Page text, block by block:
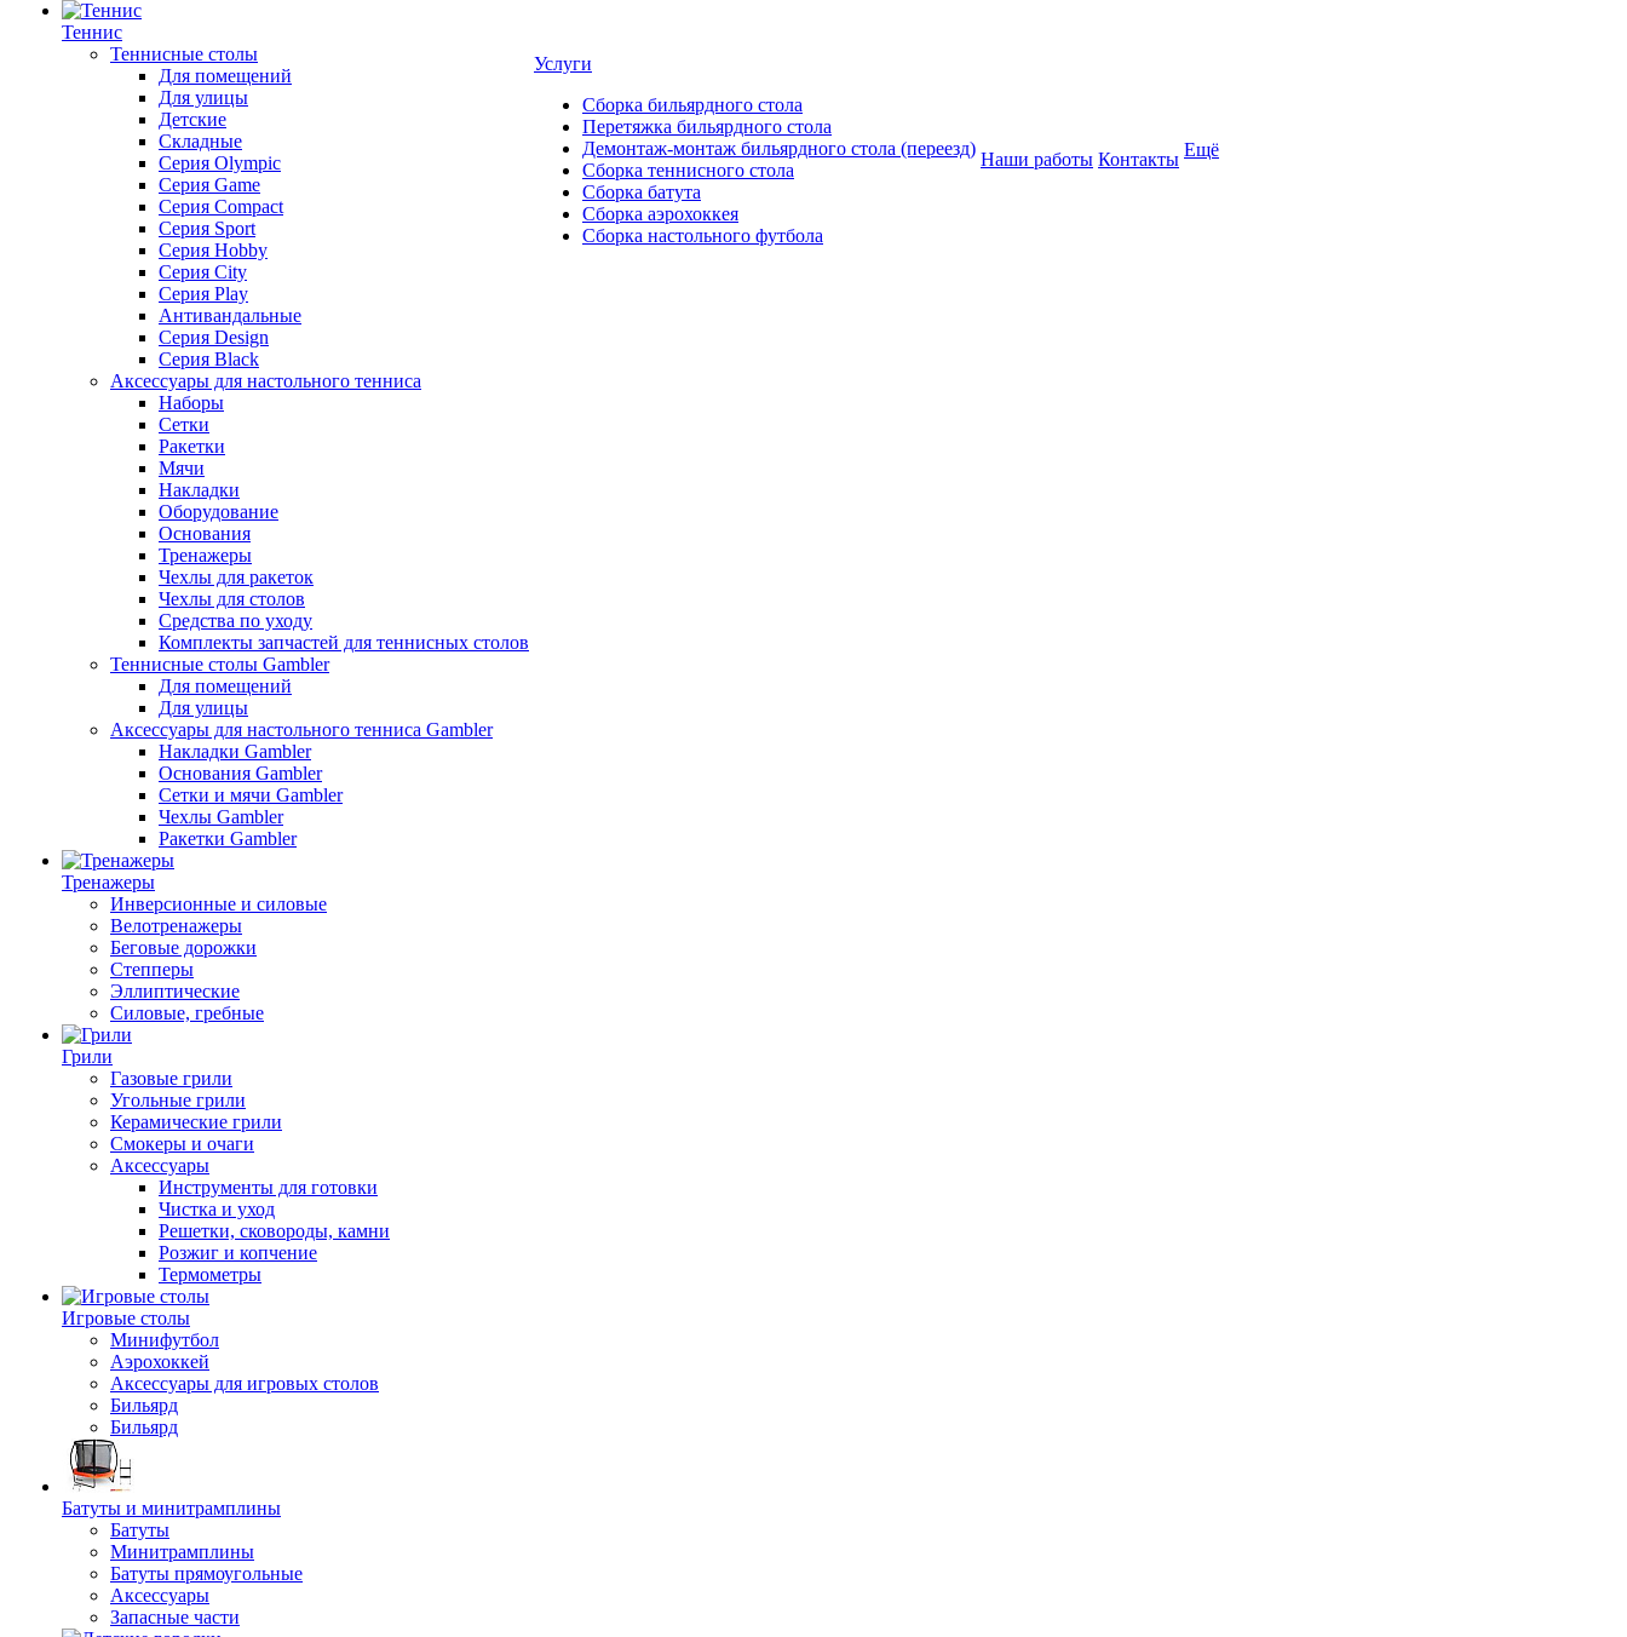
Теннис
Теннисные столы
Для помещений
Для улицы
Детские
Складные
Серия Olympic
Серия Game
Серия Compact
Серия Sport
Серия Hobby
Серия City
Серия Play
Антивандальные
Серия Design
Серия Black
Аксессуары для настольного тенниса
Наборы
Сетки
Ракетки
Мячи
Накладки
Оборудование
Основания
Тренажеры
Чехлы для ракеток
Чехлы для столов
Средства по уходу
Комплекты запчастей для теннисных столов
Теннисные столы Gambler
Для помещений
Для улицы
Аксессуары для настольного тенниса Gambler
Накладки Gambler
Основания Gambler
Сетки и мячи Gambler
Чехлы Gambler
Ракетки Gambler
Тренажеры
Инверсионные и силовые
Велотренажеры
Беговые дорожки
Степперы
Эллиптические
Силовые, гребные
Грили
Газовые грили
Угольные грили
Керамические грили
Смокеры и очаги
Аксессуары
Инструменты для готовки
Чистка и уход
Решетки, сковороды, камни
Розжиг и копчение
Термометры
Игровые столы
Минифутбол
Аэрохоккей
Аксессуары для игровых столов
Бильяpд
Бильяpд
Батуты и минитрамплины
Батуты
Минитрамплины
Батуты прямоугольные
Аксессуары
Запасные части
Услуги
Сборка бильярдного стола
Перетяжка бильярдного стола
Демонтаж-монтаж бильярдного стола (переезд)
Сборка теннисного стола
Сборка батута
Сборка аэрохоккея
Сборка настольного футбола
Наши работы Контакты Ещё